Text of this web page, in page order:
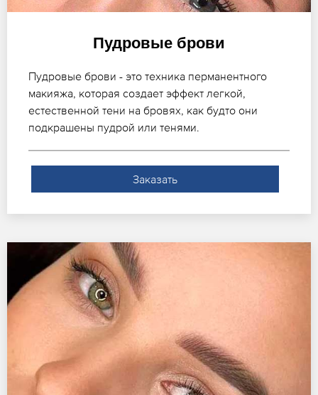
Пудровые брови
Пудровые брови - это техника перманентного
макияжа, которая создает эффект легкой,
естественной тени на бровях, как будто они
подкрашены пудрой или тенями.
Заказать